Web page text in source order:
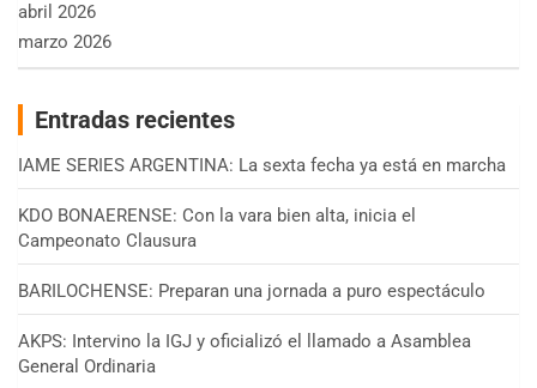
abril 2026
marzo 2026
Entradas recientes
IAME SERIES ARGENTINA: La sexta fecha ya está en marcha
KDO BONAERENSE: Con la vara bien alta, inicia el
Campeonato Clausura
BARILOCHENSE: Preparan una jornada a puro espectáculo
AKPS: Intervino la IGJ y oficializó el llamado a Asamblea
General Ordinaria